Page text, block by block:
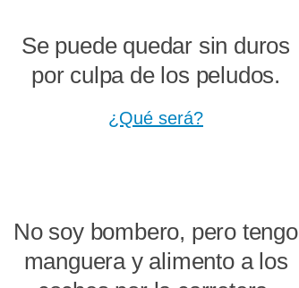
Se puede quedar sin duros
por culpa de los peludos.
¿Qué será?
No soy bombero, pero tengo
manguera y alimento a los